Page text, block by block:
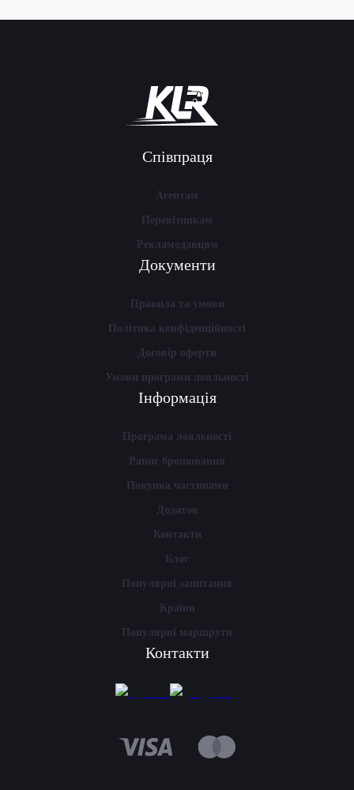
Співпраця
Агентам
Перевізникам
Рекламодавцям
Документи
Правила та умови
Політика конфіденційності
Договір оферти
Умови програми лояльності
Інформація
Програма лояльності
Раннє бронювання
Покупка частинами
Додаток
Контакти
Блог
Популярні запитання
Країни
Популярні маршрути
Контакти